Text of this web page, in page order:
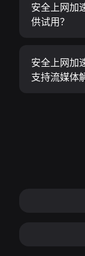
安全上网加
供试用？
安全上网加
支持流媒体